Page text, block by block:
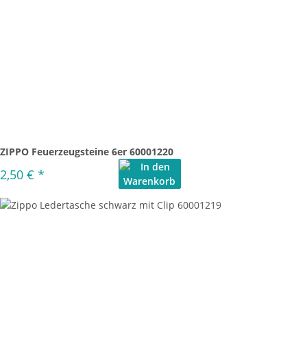
ZIPPO Feuerzeugsteine 6er 60001220
2,50 € *